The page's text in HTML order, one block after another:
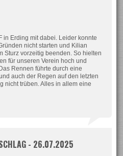
in Erding mit dabei. Leider konnte
nicht starten und Kilian
Sturz vorzeitig beenden. So hielten
für unseren Verein hoch und
Rennen führte durch eine
auch der Regen auf den letzten
nicht trüben. Alles in allem eine
- 26.07.2025